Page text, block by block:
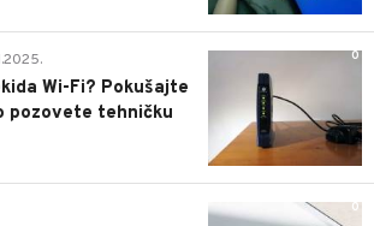
0
Wi-Fi? Pokušajte
pozovete tehničku
0